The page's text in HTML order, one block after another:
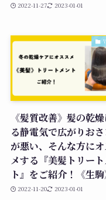
2022-11-27 2023-01-01
《髪質改善》髪の乾
る静電気で広がりおさ
が悪い、そんな方に
メする『美髪トリー
ト』をご紹介！《生駒
2022-11-20 2023-01-01